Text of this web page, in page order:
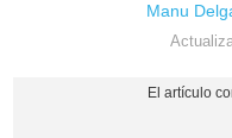
Manu